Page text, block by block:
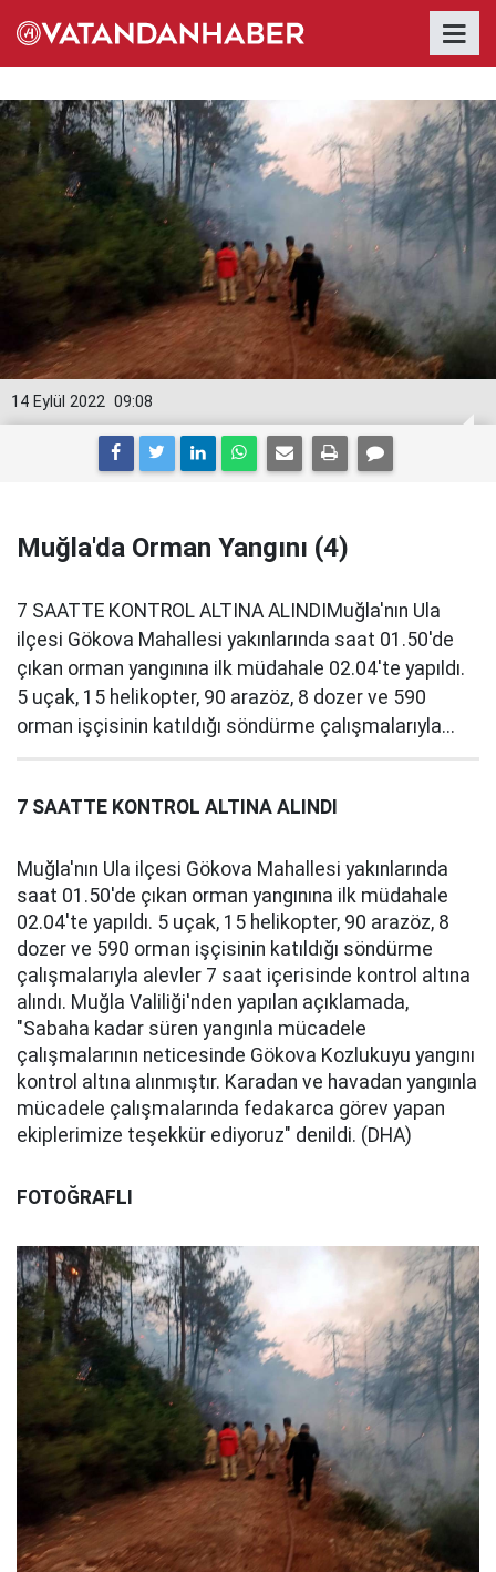
09:08
14 Eylül 2022
Muğla'da Orman Yangını (4)
7 SAATTE KONTROL ALTINA ALINDIMuğla'nın Ula
ilçesi Gökova Mahallesi yakınlarında saat 01.50'de
çıkan orman yangınına ilk müdahale 02.04'te yapıldı.
5 uçak, 15 helikopter, 90 arazöz, 8 dozer ve 590
orman işçisinin katıldığı söndürme çalışmalarıyla...
7 SAATTE KONTROL ALTINA ALINDI
Muğla'nın Ula ilçesi Gökova Mahallesi yakınlarında
saat 01.50'de çıkan orman yangınına ilk müdahale
02.04'te yapıldı. 5 uçak, 15 helikopter, 90 arazöz, 8
dozer ve 590 orman işçisinin katıldığı söndürme
çalışmalarıyla alevler 7 saat içerisinde kontrol altına
alındı. Muğla Valiliği'nden yapılan açıklamada,
"Sabaha kadar süren yangınla mücadele
çalışmalarının neticesinde Gökova Kozlukuyu yangını
kontrol altına alınmıştır. Karadan ve havadan yangınla
mücadele çalışmalarında fedakarca görev yapan
ekiplerimize teşekkür ediyoruz" denildi. (DHA)
FOTOĞRAFLI